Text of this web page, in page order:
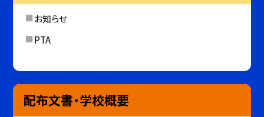
お知らせ
PTA
配布文書・学校概要